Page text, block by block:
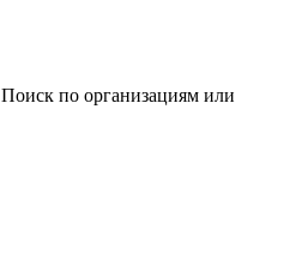
Поиск по организациям или